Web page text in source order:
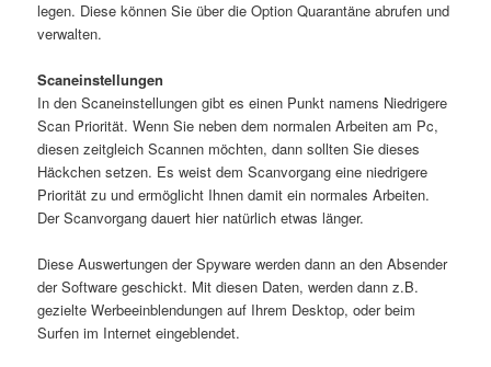
legen. Diese können Sie über die Option Quarantäne abrufen und
verwalten.
Scaneinstellungen
In den Scaneinstellungen gibt es einen Punkt namens Niedrigere
Scan Priorität. Wenn Sie neben dem normalen Arbeiten am Pc,
diesen zeitgleich Scannen möchten, dann sollten Sie dieses
Häckchen setzen. Es weist dem Scanvorgang eine niedrigere
Priorität zu und ermöglicht Ihnen damit ein normales Arbeiten.
Der Scanvorgang dauert hier natürlich etwas länger.
Diese Auswertungen der Spyware werden dann an den Absender
der Software geschickt. Mit diesen Daten, werden dann z.B.
gezielte Werbeeinblendungen auf Ihrem Desktop, oder beim
Surfen im Internet eingeblendet.